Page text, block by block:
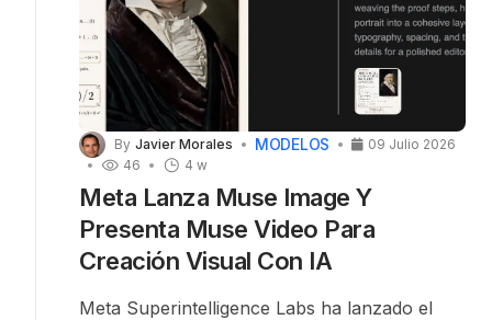
By Javier Morales MODELOS
4 w
09 Julio 2026
46
Meta Lanza Muse Image Y
Presenta Muse Video Para
Creación Visual Con IA
Meta Superintelligence Labs ha lanzado el